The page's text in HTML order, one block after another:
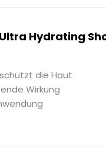
Ultra Hydrating
die Haut
Wirkung